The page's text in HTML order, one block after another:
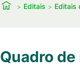
Editais Editais
Quadro